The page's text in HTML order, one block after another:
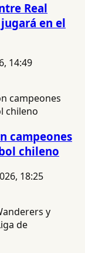
Real
en el
14:49
campeones
chileno
18:25